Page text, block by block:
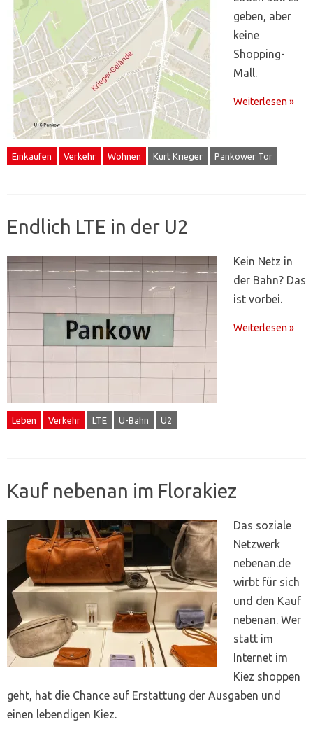
geben, aber
keine
Shopping-
Mall.
Weiterlesen »
Einkaufen Verkehr Wohnen Kurt Krieger Pankower Tor
Endlich LTE in der U2
Kein Netz in
der Bahn? Das
ist vorbei.
Weiterlesen »
Leben Verkehr LTE U-Bahn U2
Kauf nebenan im Florakiez
Das soziale
Netzwerk
nebenan.de
wirbt für sich
und den Kauf
nebenan. Wer
statt im
Internet im
Kiez shoppen
geht, hat die Chance auf Erstattung der Ausgaben und
einen lebendigen Kiez.